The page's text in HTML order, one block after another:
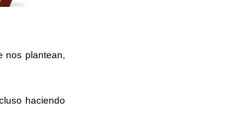
nos plantean,
haciendo